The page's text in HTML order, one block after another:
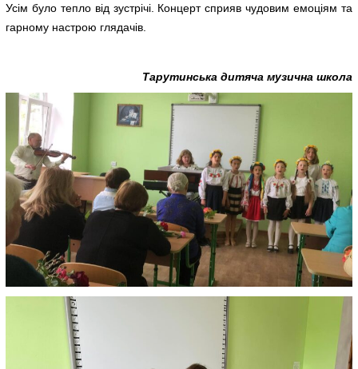
Усім було тепло від зустрічі. Концерт сприяв чудовим емоціям та
гарному настрою глядачів.
Тарутинська дитяча музична школа